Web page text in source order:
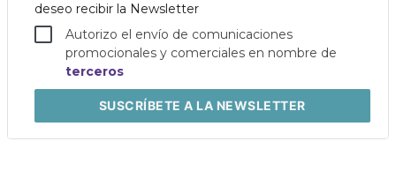
deseo recibir la Newsletter
Autorizo el envío de comunicaciones
promocionales y comerciales en nombre de
terceros
SUSCRÍBETEA LA NEWSLETTER